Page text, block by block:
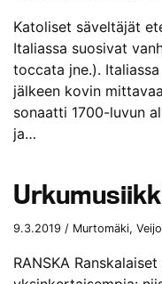
Katoliset säveltäjät
Italiassa suosivat
toccata jne.).
jälkeen kovin
sonaatti 1700-luvun
ja…
9.3.2019 / Murtomäki, Veijo
RANSKA